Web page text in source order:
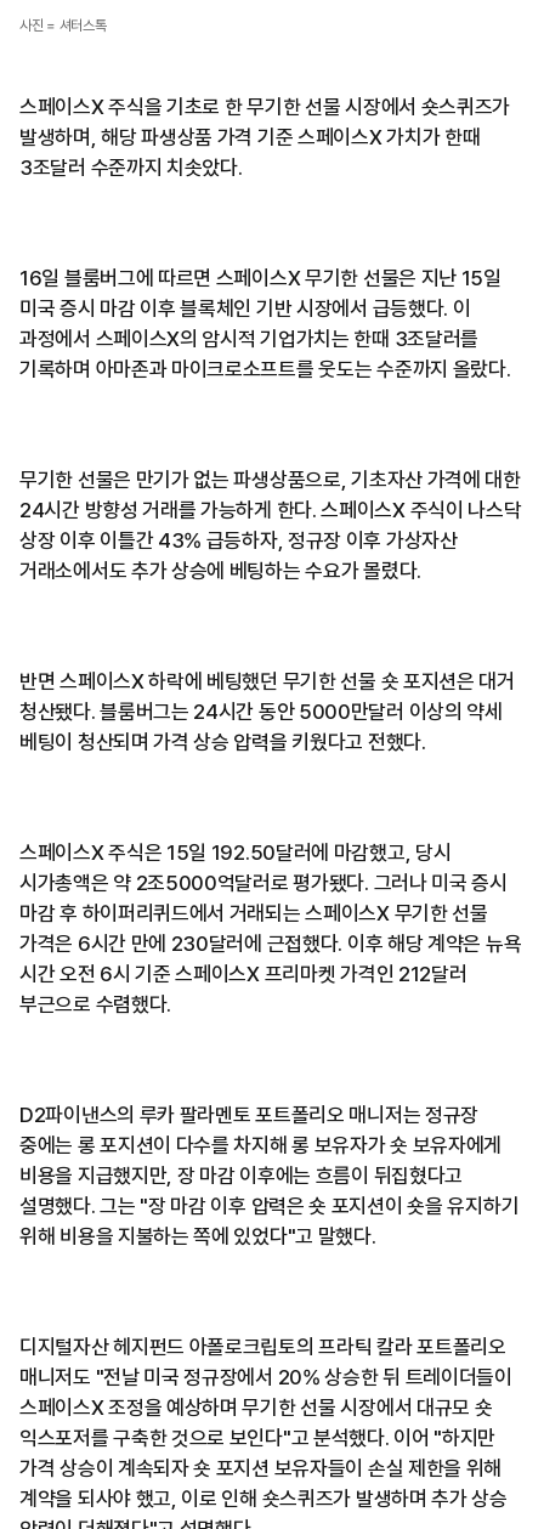
사진 = 셔터스톡
스페이스X 주식을 기초로 한 무기한 선물 시장에서 숏스퀴즈가
발생하며, 해당 파생상품 가격 기준 스페이스X 가치가 한때
3조달러 수준까지 치솟았다.
16일 블룸버그에 따르면 스페이스X 무기한 선물은 지난 15일
미국 증시 마감 이후 블록체인 기반 시장에서 급등했다. 이
과정에서 스페이스X의 암시적 기업가치는 한때 3조달러를
기록하며 아마존과 마이크로소프트를 웃도는 수준까지 올랐다.
무기한 선물은 만기가 없는 파생상품으로, 기초자산 가격에 대한
24시간 방향성 거래를 가능하게 한다. 스페이스X 주식이 나스닥
상장 이후 이틀간 43% 급등하자, 정규장 이후 가상자산
거래소에서도 추가 상승에 베팅하는 수요가 몰렸다.
반면 스페이스X 하락에 베팅했던 무기한 선물 숏 포지션은 대거
청산됐다. 블룸버그는 24시간 동안 5000만달러 이상의 약세
베팅이 청산되며 가격 상승 압력을 키웠다고 전했다.
스페이스X 주식은 15일 192.50달러에 마감했고, 당시
시가총액은 약 2조5000억달러로 평가됐다. 그러나 미국 증시
마감 후 하이퍼리퀴드에서 거래되는 스페이스X 무기한 선물
가격은 6시간 만에 230달러에 근접했다. 이후 해당 계약은 뉴욕
시간 오전 6시 기준 스페이스X 프리마켓 가격인 212달러
부근으로 수렴했다.
D2파이낸스의 루카 팔라멘토 포트폴리오 매니저는 정규장
중에는 롱 포지션이 다수를 차지해 롱 보유자가 숏 보유자에게
비용을 지급했지만, 장 마감 이후에는 흐름이 뒤집혔다고
설명했다. 그는 "장 마감 이후 압력은 숏 포지션이 숏을 유지하기
위해 비용을 지불하는 쪽에 있었다"고 말했다.
디지털자산 헤지펀드 아폴로크립토의 프라틱 칼라 포트폴리오
매니저도 "전날 미국 정규장에서 20% 상승한 뒤 트레이더들이
스페이스X 조정을 예상하며 무기한 선물 시장에서 대규모 숏
익스포저를 구축한 것으로 보인다"고 분석했다. 이어 "하지만
가격 상승이 계속되자 숏 포지션 보유자들이 손실 제한을 위해
계약을 되사야 했고, 이로 인해 숏스퀴즈가 발생하며 추가 상승